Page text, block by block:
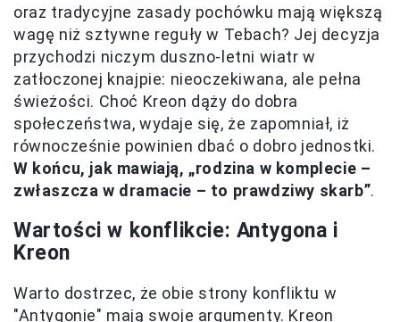
oraz tradycyjne zasady pochówku mają większą
wagę niż sztywne reguły w Tebach? Jej decyzja
przychodzi niczym duszno-letni wiatr w
zatłoczonej knajpie: nieoczekiwana, ale pełna
świeżości. Choć Kreon dąży do dobra
społeczeństwa, wydaje się, że zapomniał, iż
równocześnie powinien dbać o dobro jednostki.
W końcu, jak mawiają, „rodzina w komplecie –
zwłaszcza w dramacie – to prawdziwy skarb”.
Wartości w konflikcie: Antygona i
Kreon
Warto dostrzec, że obie strony konfliktu w
"Antygonie" mają swoje argumenty. Kreon